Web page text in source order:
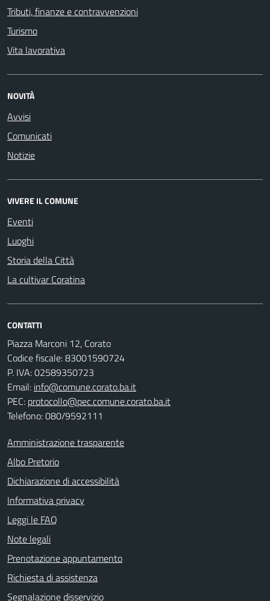
Tributi, finanze e contravvenzioni
Turismo
Vita lavorativa
NOVITÀ
Avvisi
Comunicati
Notizie
VIVERE IL COMUNE
Eventi
Luoghi
Storia della Città
La cultivar Coratina
CONTATTI
Piazza Marconi 12, Corato
Codice fiscale: 83001590724
P. IVA: 02589350723
Email: info@comune.corato.ba.it
PEC: protocollo@pec.comune.corato.ba.it
Telefono: 080/9592111
Amministrazione trasparente
Albo Pretorio
Dichiarazione di accessibilità
Informativa privacy
Leggi le FAQ
Note legali
Prenotazione appuntamento
Richiesta di assistenza
Segnalazione disservizio